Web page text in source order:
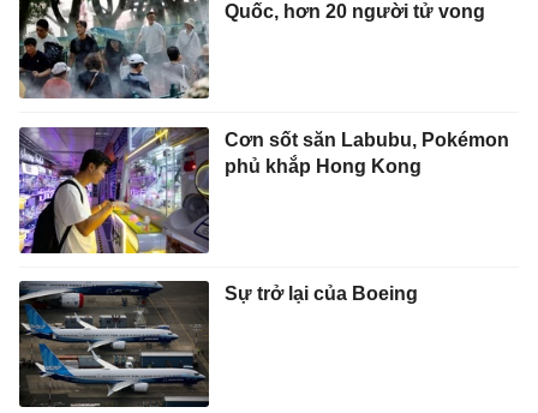
Quốc, hơn 20 người tử vong
Cơn sốt săn Labubu, Pokémon
phủ khắp Hong Kong
Sự trở lại của Boeing